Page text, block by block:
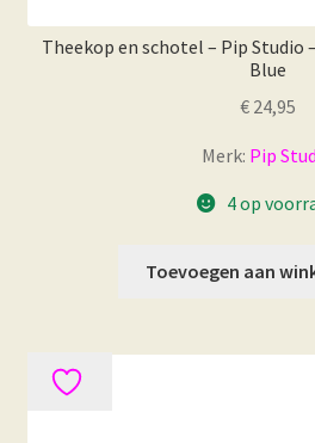
Theekop en schotel – Pip Studio
Blue
€24,95
Merk: Pip
4 op
Toevoegen aan